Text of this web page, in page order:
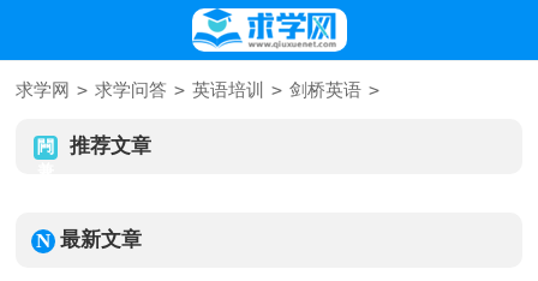
求学网 > 求学问答 > 英语培训 > 剑桥英语 >
推荐文章
最新文章